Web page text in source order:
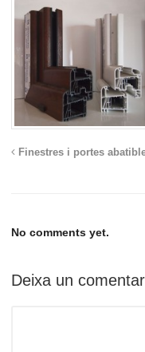
Finestres i portes
No comments yet.
Deixa un